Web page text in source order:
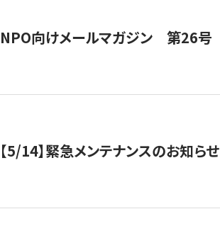
NPO向けメールマガジン 第26号
【5/14】緊急メンテナンスのお知らせ